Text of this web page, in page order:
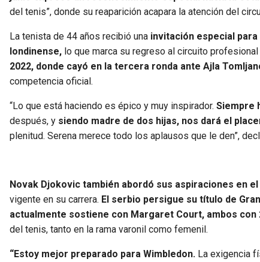
del tenis”, donde su reaparición acapara la atención del
La tenista de 44 años recibió una invitación especial
londinense, lo que marca su regreso al circuito
2022, donde cayó en la tercera ronda ante Ajla
competencia oficial.
“Lo que está haciendo es épico y muy inspirador. Siempre
después, y siendo madre de dos hijas, nos dará el
plenitud. Serena merece todo los aplausos que le den”,
Novak Djokovic también abordó sus aspiraciones en
vigente en su carrera. El serbio persigue su título de
actualmente sostiene con Margaret Court, ambos
del tenis, tanto en la rama varonil como femenil.
“Estoy mejor preparado para Wimbledon. La exigencia